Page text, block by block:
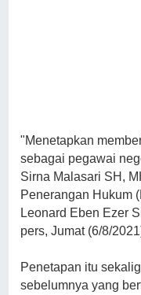
"Menetapkan
sebagai pegawai
Sirna Malasari SH,
Penerangan Hukum
Leonard Eben Ezer
pers, Jumat (6/8/
Penetapan itu
sebelumnya yang